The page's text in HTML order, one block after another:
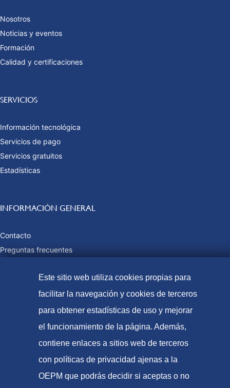
Nosotros
Noticias y eventos
Formación
Calidad y certificaciones
SERVICIOS
Información tecnológica
Servicios de pago
Servicios gratuitos
Estadísticas
INFORMACIÓN GENERAL
Contacto
Preguntas frecuentes
Formas de pago
Accesibilidad
Aviso Legal
Este sitio web utiliza cookies propias para
facilitar la navegación y cookies de terceros
para obtener estadísticas de uso y mejorar
el funcionamiento de la página. Además,
contiene enlaces a sitios web de terceros
con políticas de privacidad ajenas a la
OEPM que podrás decidir si aceptas o no